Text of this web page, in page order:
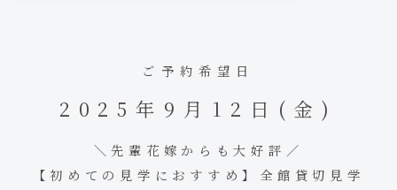
ご予約希望日
2025年9月12日(金)
＼先輩花嫁からも大好評／
【初めての見学におすすめ】全館貸切見学